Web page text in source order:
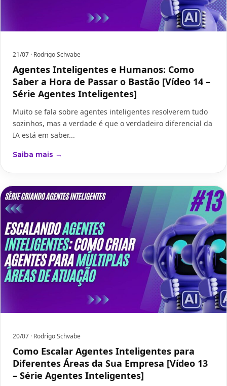
21/07 · Rodrigo Schvabe
Agentes Inteligentes e Humanos: Como
Saber a Hora de Passar o Bastão [Vídeo 14 –
Série Agentes Inteligentes]
Muito se fala sobre agentes inteligentes resolverem tudo
sozinhos, mas a verdade é que o verdadeiro diferencial da
IA está em saber...
Saiba mais →
20/07 · Rodrigo Schvabe
Como Escalar Agentes Inteligentes para
Diferentes Áreas da Sua Empresa [Vídeo 13
– Série Agentes Inteligentes]